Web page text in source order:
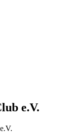
e.V.